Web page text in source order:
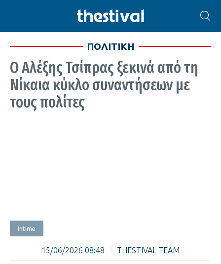
ΠΟΛΙΤΙΚΗ
Ο Αλέξης Τσίπρας ξεκινά από τη
Νίκαια κύκλο συναντήσεων με
τους πολίτες
Intime
15/06/2026 08:48 THESTIVAL TEAM